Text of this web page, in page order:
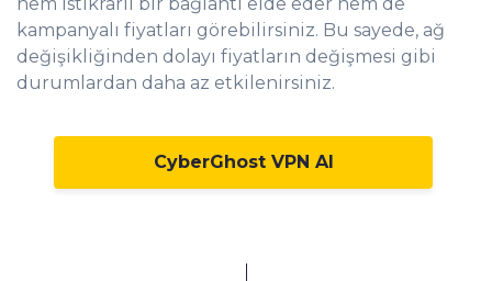
hem istikrarlı bir bağlantı elde eder hem de
kampanyalı fiyatları görebilirsiniz. Bu sayede, ağ
değişikliğinden dolayı fiyatların değişmesi gibi
durumlardan daha az etkilenirsiniz.
CyberGhost VPN Al